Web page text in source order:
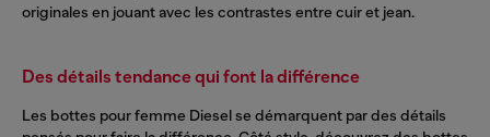
originales en jouant avec les contrastes entre cuir et jean.
Des détails tendance qui font la différence
Les bottes pour femme Diesel se démarquent par des détails